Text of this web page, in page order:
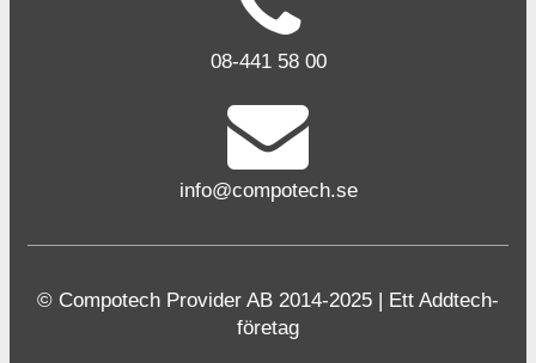
08-441 58 00
info@compotech.se
© Compotech Provider AB 2014-2025 | Ett Addtech-
företag